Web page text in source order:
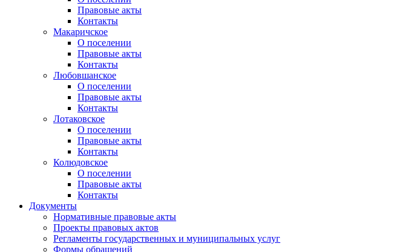
Правовые акты
Контакты
Макаричское
О поселении
Правовые акты
Контакты
Любовшанское
О поселении
Правовые акты
Контакты
Лотаковское
О поселении
Правовые акты
Контакты
Колюдовское
О поселении
Правовые акты
Контакты
Документы
Нормативные правовые акты
Проекты правовых актов
Регламенты государственных и муниципальных услуг
Формы обращений